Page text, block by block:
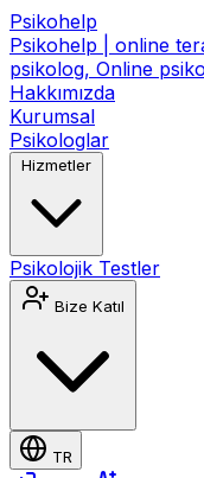
Psikohelp
Psikohelp | online
psikolog, Online
Hakkımızda
Kurumsal
Psikologlar
Hizmetler
Psikolojik Testler
Bize Katıl
TR